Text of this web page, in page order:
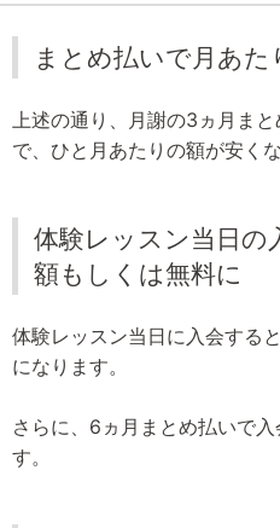
まとめ払いで月あ
上述の通り、月謝の3ヵ月ま
で、ひと月あたりの額が安くな
体験レッスン当日の
額もしくは無料に
体験レッスン当日に入会する
になります。
さらに、6ヵ月まとめ払いで
す。